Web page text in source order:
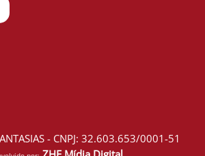
- CNPJ: 32.603.653/0001-51